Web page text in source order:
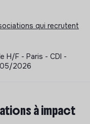
qui recrutent
H/F - Paris - CDI -
05/2026
à impact